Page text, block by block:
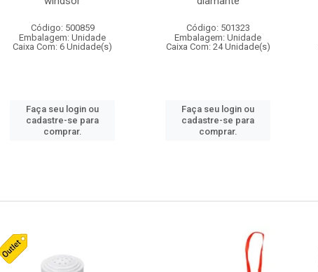
Código: 500859
Embalagem: Unidade
Caixa Com: 6 Unidade(s)
Faça seu login ou
cadastre-se para
comprar.
Código: 501323
Embalagem: Unidade
Caixa Com: 24 Unidade(s)
Faça seu login ou
cadastre-se para
comprar.